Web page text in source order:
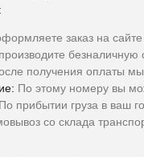
заказ на
безналичную
получения оплаты
По этому номеру вы
По прибытии груза в ваш
со склада